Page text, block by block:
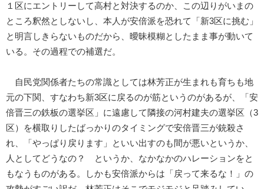
１区にエントリーして高村と対決するのか、この辺りがいまの
ところ釈然としないし、本人が安倍派を恐れて「新3区に挑む」
と明言しきらないものだから、曖昧模糊としたまま事が動いて
いる。その過程での補選だ。
自民党関係者たちの常識としては林芳正が生まれも育ちも地
元の下関、すなわち新3区に戻るのが筋というのがあるが、「安
倍晋三の鉄板の選挙区」に遠慮して隣接の河村建夫の選挙区（3
区）を横取りしたばっかりのタイミングで安倍晋三が銃殺さ
れ、「やっぱり戻ります」といい出すのも間が悪いというか、
人としてどうなの？ というか、なかなかのハレーションをと
もなうものがある。しかも安倍派からは「戻って来るな！」の